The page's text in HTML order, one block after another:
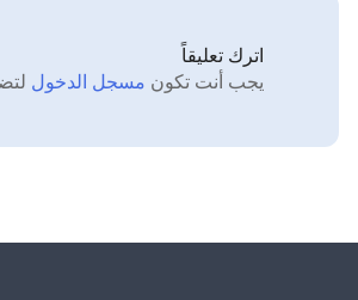
اترك تعليقاً
يجب أنت تكون مسجل الدخول